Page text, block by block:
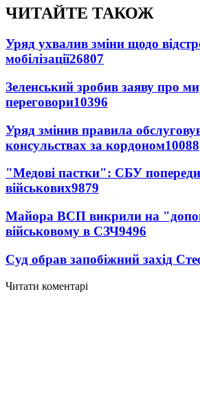
ЧИТАЙТЕ ТАКОЖ
Уряд ухвалив зміни щодо
мобілізації26807
Зеленський зробив заяву про
переговори10396
Уряд змінив правила
консульствах за кордоном10088
"Медові пастки": СБУ
військових9879
Майора ВСП викрили на
військовому в СЗЧ9496
Суд обрав запобіжний захід
Читати коментарі